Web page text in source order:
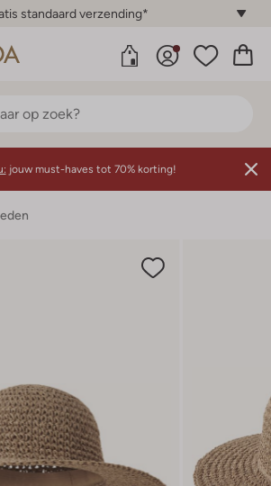
standaard verzending*
jouw must-haves tot 70% korting!